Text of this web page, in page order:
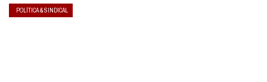
POLÍTICA & SINDICAL